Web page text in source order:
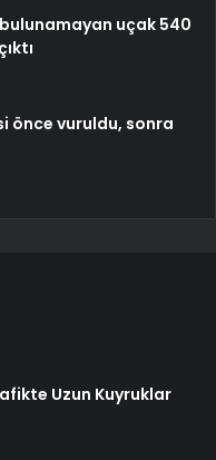
bulunamayan uçak 540
önce vuruldu, sonra
Uzun Kuyruklar